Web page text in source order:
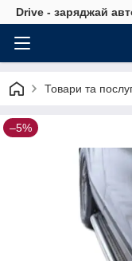
Drive - заряджай
Товари та
–5%